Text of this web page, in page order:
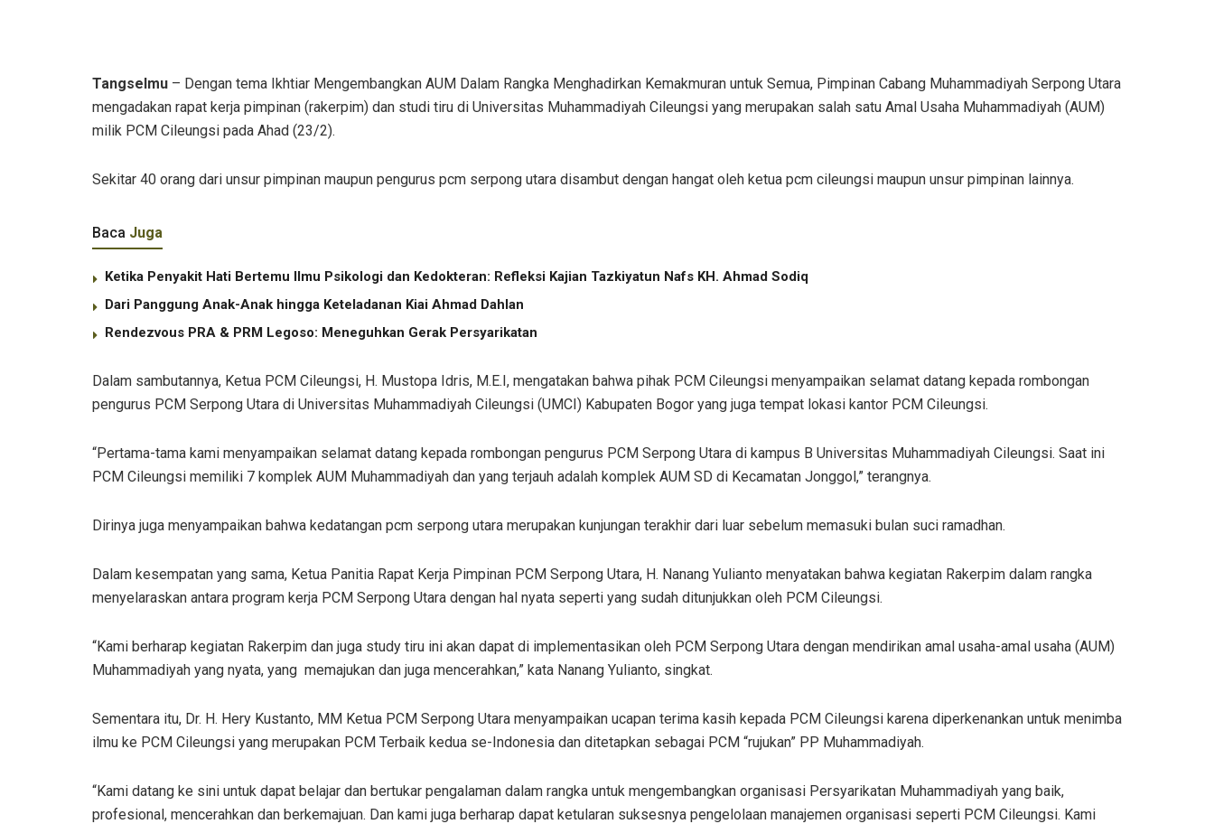
Tangselmu – Dengan tema Ikhtiar Mengembangkan AUM Dalam Rangka Menghadirkan Kemakmuran untuk Semua, Pimpinan Cabang Muhammadiyah Serpong Utara
mengadakan rapat kerja pimpinan (rakerpim) dan studi tiru di Universitas Muhammadiyah Cileungsi yang merupakan salah satu Amal Usaha Muhammadiyah (AUM)
milik PCM Cileungsi pada Ahad (23/2).
Sekitar 40 orang dari unsur pimpinan maupun pengurus pcm serpong utara disambut dengan hangat oleh ketua pcm cileungsi maupun unsur pimpinan lainnya.
Baca Juga
Ketika Penyakit Hati Bertemu Ilmu Psikologi dan Kedokteran: Refleksi Kajian Tazkiyatun Nafs KH. Ahmad Sodiq
Dari Panggung Anak-Anak hingga Keteladanan Kiai Ahmad Dahlan
Rendezvous PRA & PRM Legoso: Meneguhkan Gerak Persyarikatan
Dalam sambutannya, Ketua PCM Cileungsi, H. Mustopa Idris, M.E.I, mengatakan bahwa pihak PCM Cileungsi menyampaikan selamat datang kepada rombongan
pengurus PCM Serpong Utara di Universitas Muhammadiyah Cileungsi (UMCI) Kabupaten Bogor yang juga tempat lokasi kantor PCM Cileungsi.
“Pertama-tama kami menyampaikan selamat datang kepada rombongan pengurus PCM Serpong Utara di kampus B Universitas Muhammadiyah Cileungsi. Saat ini
PCM Cileungsi memiliki 7 komplek AUM Muhammadiyah dan yang terjauh adalah komplek AUM SD di Kecamatan Jonggol,” terangnya.
Dirinya juga menyampaikan bahwa kedatangan pcm serpong utara merupakan kunjungan terakhir dari luar sebelum memasuki bulan suci ramadhan.
Dalam kesempatan yang sama, Ketua Panitia Rapat Kerja Pimpinan PCM Serpong Utara, H. Nanang Yulianto menyatakan bahwa kegiatan Rakerpim dalam rangka
menyelaraskan antara program kerja PCM Serpong Utara dengan hal nyata seperti yang sudah ditunjukkan oleh PCM Cileungsi.
“Kami berharap kegiatan Rakerpim dan juga study tiru ini akan dapat di implementasikan oleh PCM Serpong Utara dengan mendirikan amal usaha-amal usaha (AUM)
Muhammadiyah yang nyata, yang memajukan dan juga mencerahkan,” kata Nanang Yulianto, singkat.
Sementara itu, Dr. H. Hery Kustanto, MM Ketua PCM Serpong Utara menyampaikan ucapan terima kasih kepada PCM Cileungsi karena diperkenankan untuk menimba
ilmu ke PCM Cileungsi yang merupakan PCM Terbaik kedua se-Indonesia dan ditetapkan sebagai PCM “rujukan” PP Muhammadiyah.
“Kami datang ke sini untuk dapat belajar dan bertukar pengalaman dalam rangka untuk mengembangkan organisasi Persyarikatan Muhammadiyah yang baik,
profesional, mencerahkan dan berkemajuan. Dan kami juga berharap dapat ketularan suksesnya pengelolaan manajemen organisasi seperti PCM Cileungsi. Kami